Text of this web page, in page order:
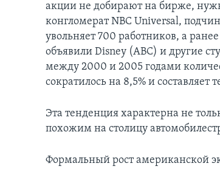
акции не добирают на бирже,
конгломерат NBC Universal,
увольняет 700 работников, а
объявили Disney (ABC) и другие
между 2000 и 2005 годами
сократилось на 8,5% и составляет
Эта тенденция характерна не
похожим на столицу
Формальный рост американской